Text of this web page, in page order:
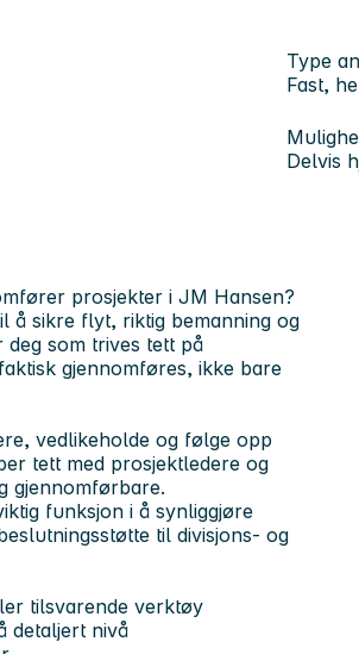
Type
Fast,
Delvis
prosjekter i JM Hansen?
å sikre flyt, riktig bemanning og
som trives tett på
gjennomføres, ikke bare
vedlikeholde og følge opp
tett med prosjektledere og
gjennomførbare.
funksjon i å synliggjøre
til divisjons- og
tilsvarende verktøy
detaljert nivå